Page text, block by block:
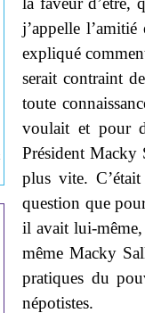
j’appelle
expliqué
serait contraint
toute
voulait et pour
Président Macky
plus vite.
question que
il avait lui-
même Macky
pratiques du
népotistes.